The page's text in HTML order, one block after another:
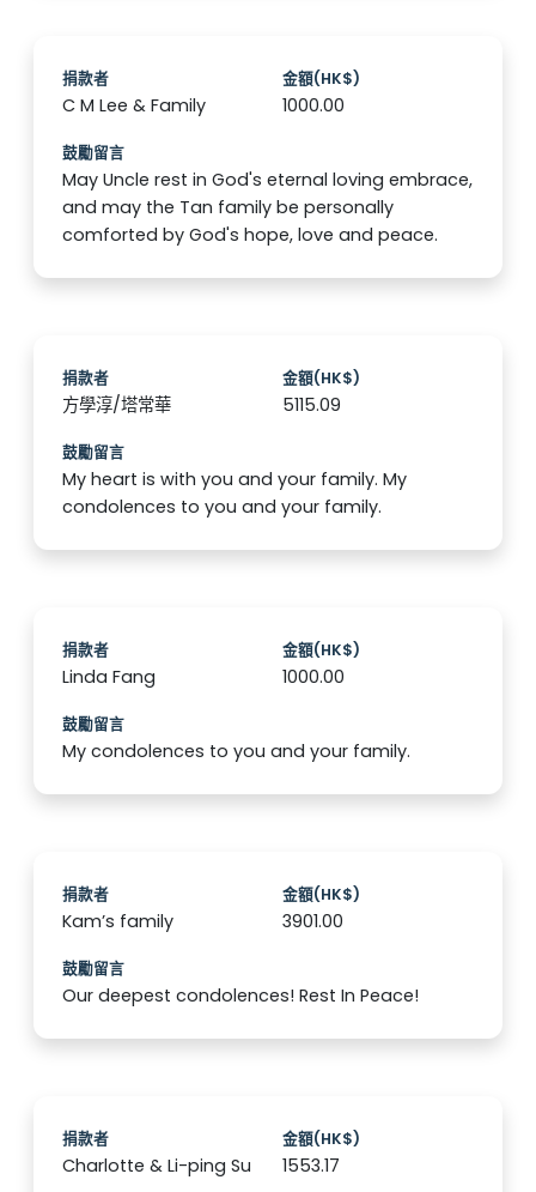
捐款者
C M Lee & Family
金額(HK$)
1000.00
鼓勵留言
May Uncle rest in God's eternal loving embrace,
and may the Tan family be personally
comforted by God's hope, love and peace.
捐款者
方學淳/塔常華
金額(HK$)
5115.09
鼓勵留言
My heart is with you and your family. My
condolences to you and your family.
捐款者
Linda Fang
金額(HK$)
1000.00
鼓勵留言
My condolences to you and your family.
捐款者
Kam’s family
金額(HK$)
3901.00
鼓勵留言
Our deepest condolences! Rest In Peace!
捐款者
Charlotte & Li-ping Su
金額(HK$)
1553.17